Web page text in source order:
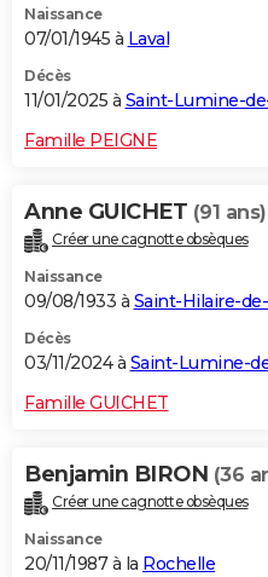
Naissance
07/01/1945 à Laval
Décès
11/01/2025 à Saint-Lumine-
Famille PEIGNE
Anne GUICHET (91 ans)
Créer une cagnotte obsèques
Naissance
09/08/1933 à Saint-Hilaire-
Décès
03/11/2024 à Saint-Lumine-
Famille GUICHET
Benjamin BIRON (36
Créer une cagnotte obsèques
Naissance
20/11/1987 à la Rochelle